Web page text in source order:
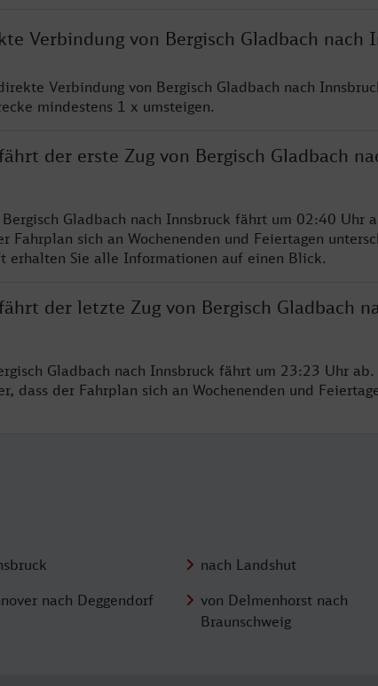
Verbindung von Bergisch Gladbach nach
Verbindung von Bergisch Gladbach nach
mindestens 1 x umsteigen.
der erste Zug von Bergisch Gladbach
Gladbach nach Innsbruck fährt um 02:40 Uhr
Fahrplan sich an Wochenenden und Feiertagen
erhalten Sie alle Informationen auf einen Blick.
der letzte Zug von Bergisch Gladbach
Gladbach nach Innsbruck fährt um 23:23 Uhr
dass der Fahrplan sich an Wochenenden und
nach Landshut
nach Deggendorf
von Delmenhorst nach
Braunschweig